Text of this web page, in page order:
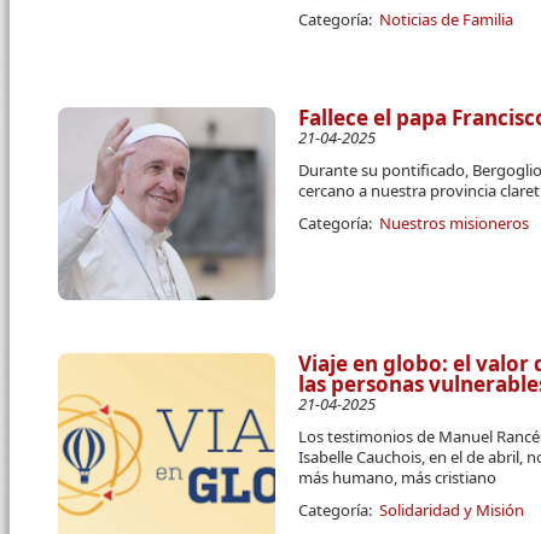
Categoría: Noticias de Familia
Fallece el papa
21-04-2025
Durante su pontificado,
cercano a nuestra provincia
Categoría: Nuestros misioneros
Viaje en globo: el valor
las personas
21-04-2025
Los testimonios de Manuel
Isabelle Cauchois, en el de abril,
más humano, más cristiano
Categoría: Solidaridad y Misión